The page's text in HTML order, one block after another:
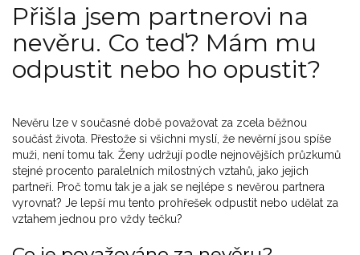
Přišla jsem partnerovi na
nevěru. Co teď? Mám mu
odpustit nebo ho opustit?
Nevěru lze v současné době považovat za zcela běžnou
součást života. Přestože si všichni myslí, že nevěrní jsou spíše
muži, není tomu tak. Ženy udržují podle nejnovějších průzkumů
stejné procento paralelních milostných vztahů, jako jejich
partneři. Proč tomu tak je a jak se nejlépe s nevěrou partnera
vyrovnat? Je lepší mu tento prohřešek odpustit nebo udělat za
vztahem jednou pro vždy tečku?